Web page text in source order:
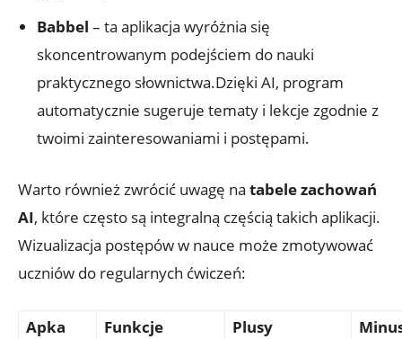
Babbel ​– ta aplikacja wyróżnia się
skoncentrowanym ⁣podejściem do nauki
‍praktycznego słownictwa.Dzięki AI, program
‍automatycznie sugeruje ​tematy i lekcje zgodnie⁣ z
twoimi zainteresowaniami i postępami.
Warto również ⁣zwrócić uwagę na tabele zachowań
AI, które często ⁢są⁤ integralną częścią takich aplikacji.
Wizualizacja postępów w nauce może zmotywować
uczniów ⁣do‍ regularnych ćwiczeń:
Apka Funkcje Plusy